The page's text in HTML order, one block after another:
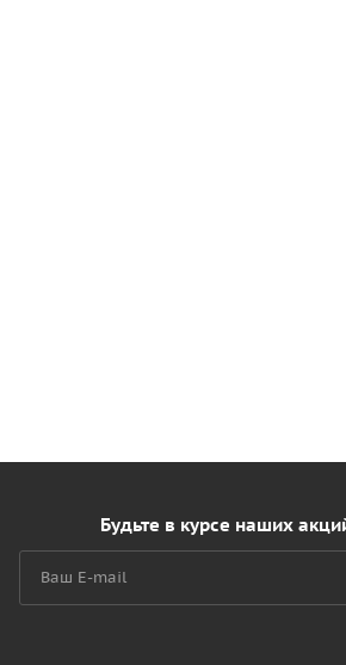
Будьте в курсе наших